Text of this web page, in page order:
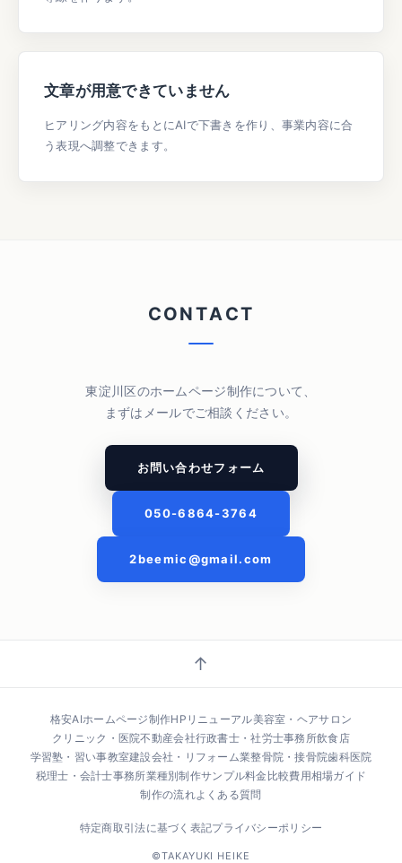
文章が用意できていません
ヒアリング内容をもとにAIで下書きを作り、事業内容に合
う表現へ調整できます。
CONTACT
東淀川区のホームページ制作について、
まずはメールでご相談ください。
お問い合わせフォーム
050-6864-3764
2beemic@gmail.com
↑
格安AIホームページ制作HPリニューアル美容室・ヘアサロン
クリニック・医院不動産会社行政書士・社労士事務所飲食店
学習塾・習い事教室建設会社・リフォーム業整骨院・接骨院歯科医院
税理士・会計士事務所業種別制作サンプル料金比較費用相場ガイド
制作の流れよくある質問
特定商取引法に基づく表記プライバシーポリシー
©TAKAYUKI HEIKE